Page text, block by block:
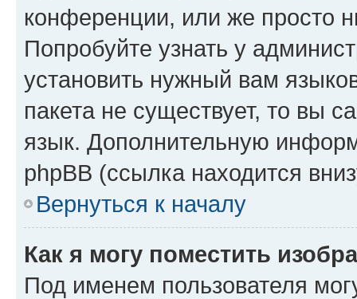
конференции, или же просто
Попробуйте узнать у
установить нужный вам
пакета не существует, то вы
язык. Дополнительную
phpBB (ссылка находится
Вернуться к началу
Как я могу поместить
Под именем пользователя